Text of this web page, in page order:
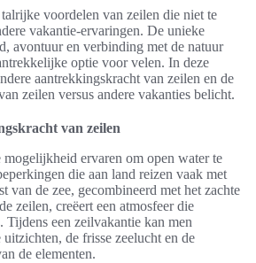
voordelen van zeilen die niet te
vakantie-ervaringen. De unieke
avontuur en verbinding met de natuur
optie voor velen. In deze
aantrekkingskracht van zeilen en de
zeilen versus andere vakanties belicht.
van zeilen
mogelijkheid ervaren om open water te
die aan land reizen vaak met
van de zee, gecombineerd met het zachte
zeilen, creëert een atmosfeer die
Tijdens een zeilvakantie kan men
de frisse zeelucht en de
de elementen.